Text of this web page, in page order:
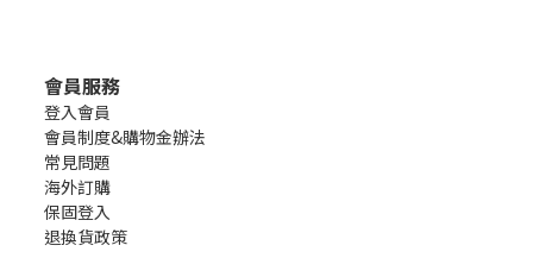
會員服務
登入會員
會員制度&購物金辦法
常見問題
海外訂購
保固登入
退換貨政策